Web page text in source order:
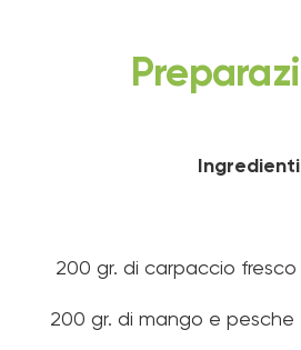
Ingredienti
200 gr. di carpaccio
200 gr. di mango e